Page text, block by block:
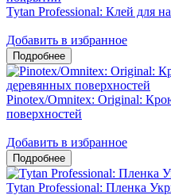
Tytan Professional: Клей для
Добавить в избранное
Pinotex/Omnitex: Original:
поверхностей
Добавить в избранное
Tytan Professional: Пленка